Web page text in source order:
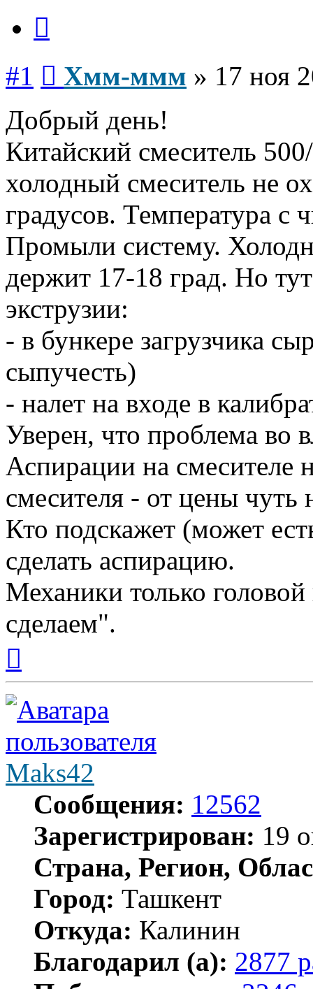
#1 Хмм-ммм » 17 ноя
Добрый день!
Китайский смеситель
холодный смеситель не
градусов. Температура с
Промыли систему.
держит 17-18 град. Но
экструзии:
- в бункере загрузчика
сыпучесть)
- налет на входе в
Уверен, что проблема во
Аспирации на смесителе
смесителя - от цены чуть
Кто подскажет (может
сделать аспирацию.
Механики только
сделаем".
началу
Maks42
Сообщения: 12562
Зарегистрирован: 19
Страна, Регион,
Город: Ташкент
Откуда: Калинин
Благодарил (а): 2877